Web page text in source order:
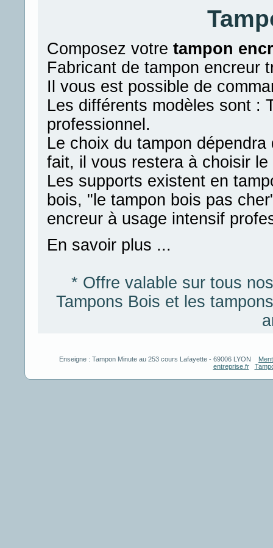
Composez votre tampon
Fabricant de tampon encreur
Il vous est possible de
Les différents modèles sont :
professionnel.
Le choix du tampon
fait, il vous restera à choisir le
Les supports existent en
bois, "le tampon bois pas
encreur à usage intensif
En savoir plus ...
* Offre valable sur tous
Tampons Bois et les
Enseigne : Tampon Minute au 253 cours Lafayette - 69006 LYON
entreprise.fr